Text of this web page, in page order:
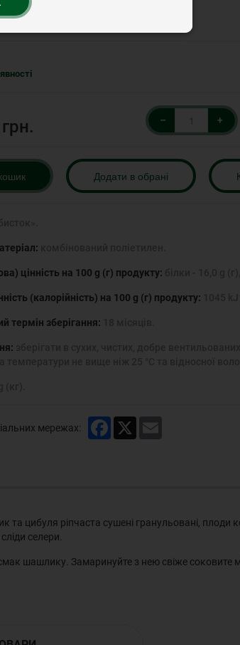
грн. – +
Додати в обрані
цінність на 100 g (г) продукту:
(калорійність) на 100 g (г) продукту:
термін зберігання:
мережах: Facebook
цибуля ріпчаста сушені гранульовані, плоди
селери.
шашлику. Замаринуйте з нею свіже